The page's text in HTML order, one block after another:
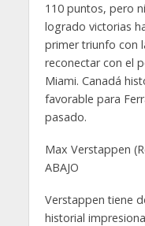
110 puntos, pero
logrado victorias
primer triunfo con
reconectar con el
Miami. Canadá
favorable para
pasado.
Max Verstappen
ABAJO
Verstappen tiene
historial